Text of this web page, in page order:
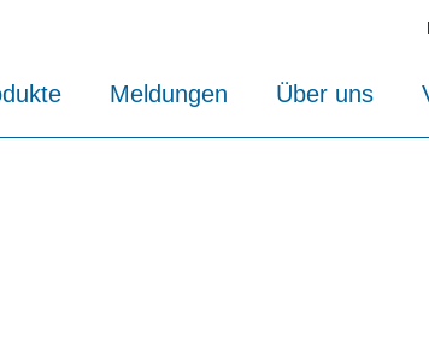
Meldungen Über uns